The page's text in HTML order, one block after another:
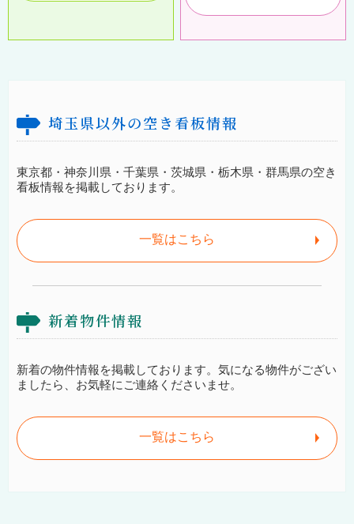
埼玉県以外の空き看板情報
東京都・神奈川県・千葉県・茨城県・栃木県・群馬県の空き
看板情報を掲載しております。
一覧はこちら
新着物件情報
新着の物件情報を掲載しております。気になる物件がござい
ましたら、お気軽にご連絡くださいませ。
一覧はこちら